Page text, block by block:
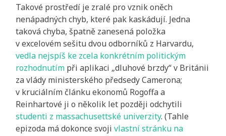
Takové prostředí je zralé pro vznik oněch
nenápadných chyb, které pak kaskádují. Jedna
taková chyba, špatně zanesená položka
v excelovém sešitu dvou odborníků z Harvardu,
vedla nejspíš ke zcela konkrétním politickým
rozhodnutím při aplikaci „dluhové brzdy“ v Británii
za vlády ministerského předsedy Camerona;
v kruciálním článku ekonomů Rogoffa a
Reinhartové ji o několik let později odchytili
studenti z massachusettské univerzity. (Tahle
epizoda má dokonce svojivlastní stránku na